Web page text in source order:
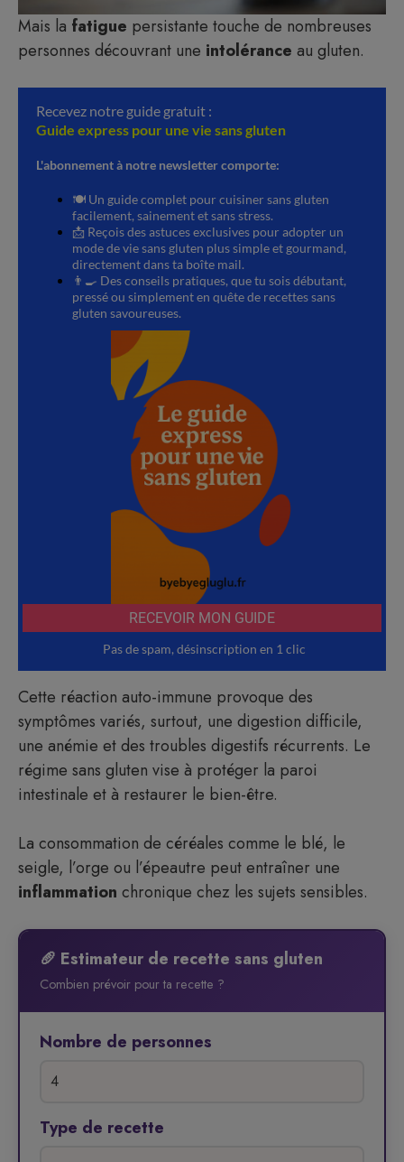
Mais la fatigue persistante touche de nombreuses
personnes découvrant une intolérance au gluten.
Cette réaction auto-immune provoque des
symptômes variés, surtout, une digestion difficile,
une anémie et des troubles digestifs récurrents. Le
régime sans gluten vise à protéger la paroi
intestinale et à restaurer le bien-être.
La consommation de céréales comme le blé, le
seigle, l’orge ou l’épeautre peut entraîner une
inflammation chronique chez les sujets sensibles.
🥖 Estimateur de recette sans gluten
Combien prévoir pour ta recette ?
Nombre de personnes
Type de recette